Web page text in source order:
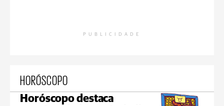
PUBLICIDADE
HORÓSCOPO
Horóscopo destaca